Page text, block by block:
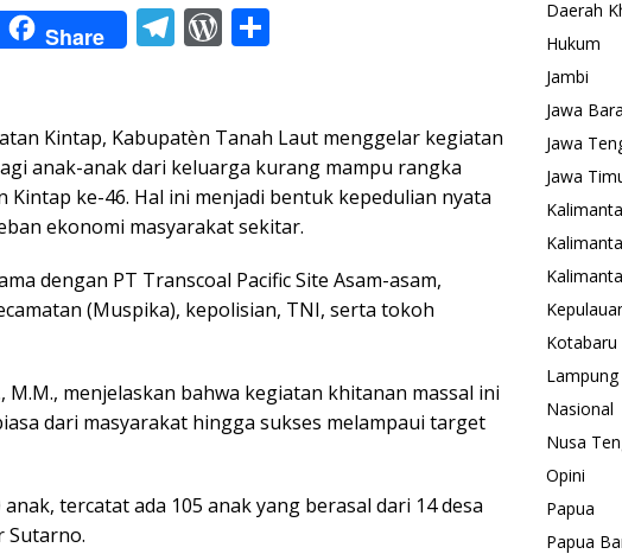
Share T
gr
a
m
W
Pr
e
ss
e
Kintap, Kabupatèn Tanah Laut menggelar kegiatan
anak-anak dari keluarga kurang mampu rangka
Kintap ke-46. Hal ini menjadi bentuk kepedulian nyata
ekonomi masyarakat sekitar.
dengan PT Transcoal Pacific Site Asam-asam,
(Muspika), kepolisian, TNI, serta tokoh
M.M., menjelaskan bahwa kegiatan khitanan massal ini
dari masyarakat hingga sukses melampaui target
tercatat ada 105 anak yang berasal dari 14 desa
Sutarno.
Daerah
Hukum
Jambi
Jawa
Jawa
Jawa
Kotabaru
Lampung
Nasional
Nusa
Opini
Papua
Papua